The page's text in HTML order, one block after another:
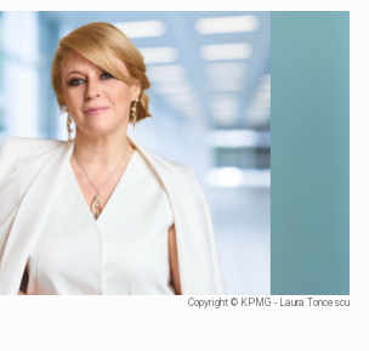
Copyright © KPMG - Laura Toncescu